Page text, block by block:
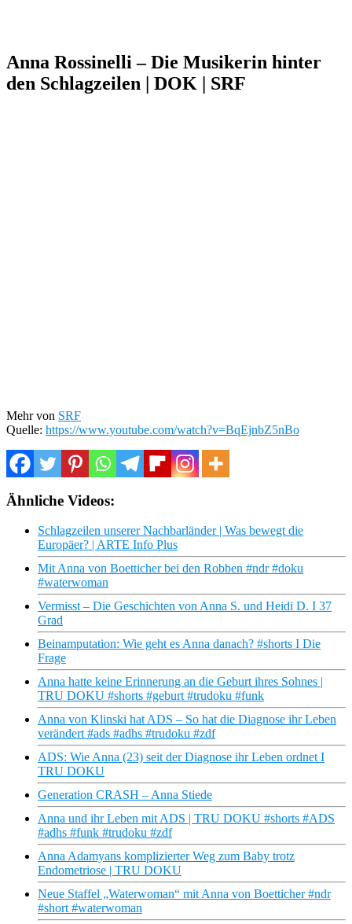
Anna Rossinelli – Die Musikerin hinter
den Schlagzeilen | DOK | SRF
Mehr von SRF
Quelle: https://www.youtube.com/watch?v=BqEjnbZ5nBo
Ähnliche Videos:
Schlagzeilen unserer Nachbarländer | Was bewegt die
Europäer? | ARTE Info Plus
Mit Anna von Boetticher bei den Robben #ndr #doku
#waterwoman
Vermisst – Die Geschichten von Anna S. und Heidi D. I 37
Grad
Beinamputation: Wie geht es Anna danach? #shorts I Die
Frage
Anna hatte keine Erinnerung an die Geburt ihres Sohnes |
TRU DOKU #shorts #geburt #trudoku #funk
Anna von Klinski hat ADS – So hat die Diagnose ihr Leben
verändert #ads #adhs #trudoku #zdf
ADS: Wie Anna (23) seit der Diagnose ihr Leben ordnet I
TRU DOKU
Generation CRASH – Anna Stiede
Anna und ihr Leben mit ADS | TRU DOKU #shorts #ADS
#adhs #funk #trudoku #zdf
Anna Adamyans komplizierter Weg zum Baby trotz
Endometriose | TRU DOKU
Neue Staffel „Waterwoman“ mit Anna von Boetticher #ndr
#short #waterwoman